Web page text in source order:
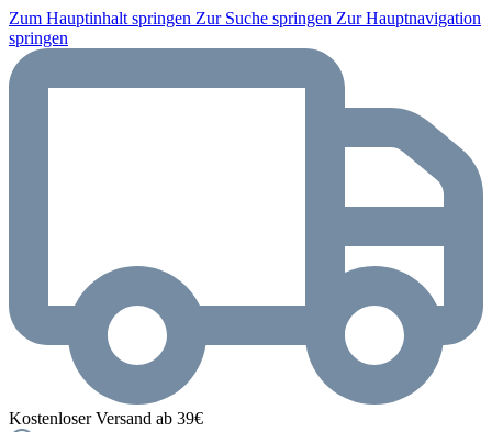
Zum Hauptinhalt springen Zur Suche springen Zur Hauptnavigation
springen
Kostenloser Versand ab 39€